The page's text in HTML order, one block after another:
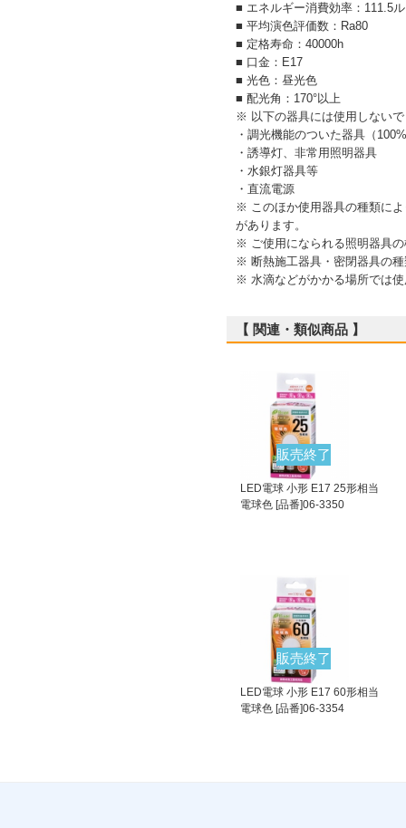
■ エネルギー消費効率：111.5
■ 平均演色評価数：Ra80
■ 定格寿命：40000h
■ 口金：E17
■ 光色：昼光色
■ 配光角：170°以上
※ 以下の器具には使用しない
・調光機能のついた器具（
・誘導灯、非常用照明器具
・水銀灯器具等
・直流電源
※ このほか使用器具の種類に
があります。
※ ご使用になられる照明器具
※ 断熱施工器具・密閉器具の
※ 水滴などがかかる場所では
【 関連・類似商品 】
販売終了
LED電球 小形 E17 25形相当
電球色 [品番]06-3350
販売終了
LED電球 小形 E17 60形相当
電球色 [品番]06-3354